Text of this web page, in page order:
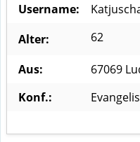
Username:
Alter:
62
Aus: 67069
Konf.: